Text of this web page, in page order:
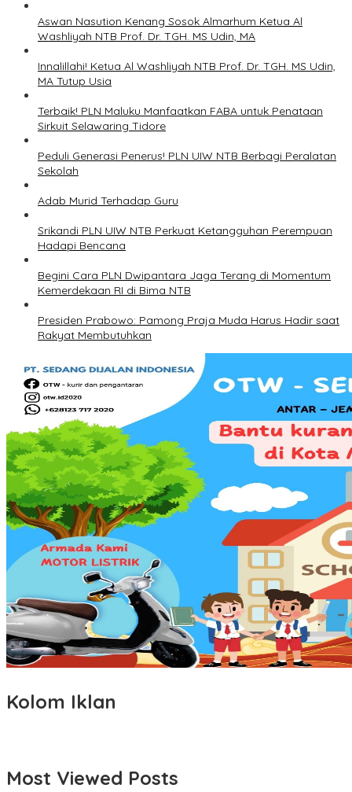
Aswan Nasution Kenang Sosok Almarhum Ketua Al
Washliyah NTB Prof. Dr. TGH. MS Udin, MA
Innalillahi! Ketua Al Washliyah NTB Prof. Dr. TGH. MS Udin,
MA Tutup Usia
Terbaik! PLN Maluku Manfaatkan FABA untuk Penataan
Sirkuit Selawaring Tidore
Peduli Generasi Penerus! PLN UIW NTB Berbagi Peralatan
Sekolah
Adab Murid Terhadap Guru
Srikandi PLN UIW NTB Perkuat Ketangguhan Perempuan
Hadapi Bencana
Begini Cara PLN Dwipantara Jaga Terang di Momentum
Kemerdekaan RI di Bima NTB
Presiden Prabowo: Pamong Praja Muda Harus Hadir saat
Rakyat Membutuhkan
Kolom Iklan
Most Viewed Posts